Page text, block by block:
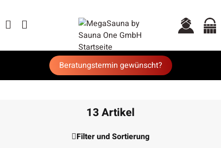
Beratungstermin gewünscht?
13 Artikel
Filter und Sortierung